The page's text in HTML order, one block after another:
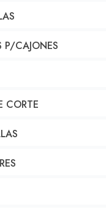
P/CAJONES
CORTE